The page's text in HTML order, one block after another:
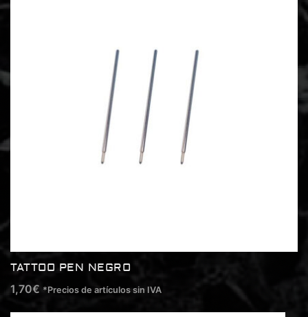
TATTOO PEN NEGRO
1,70€ *Precios de artículos sin IVA